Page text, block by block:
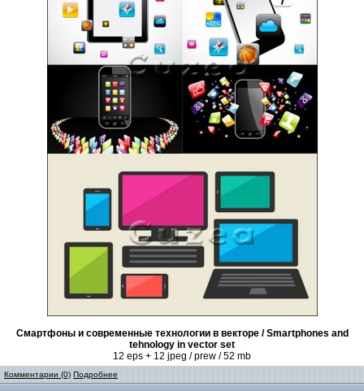
Смартфоны и современные технологии в векторе / Smartphones and
tehnology in vector set
12 eps + 12 jpeg / prew / 52 mb
Комментарии (0) Подробнее